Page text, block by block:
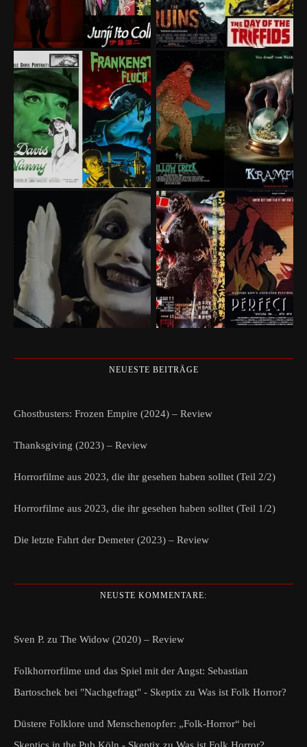
NEUESTE BEITRÄGE
Ghostbusters: Frozen Empire (2024) – Review
Thanksgiving (2023) – Review
Horrorfilme aus 2023, die ihr gesehen haben solltet (Teil 2/2)
Horrorfilme aus 2023, die ihr gesehen haben solltet (Teil 1/2)
Die letzte Fahrt der Demeter (2023) – Review
NEUSTE KOMMENTARE:
Sven P. zu The Widow (2020) – Review
Folkhorrorfilme und das Spiel mit der Angst: Sebastian
Bartoschek bei "Nachgefragt" - Skeptix zu Was ist Folk Horror?
Düstere Folklore und Menschenopfer: „Folk-Horror“ bei